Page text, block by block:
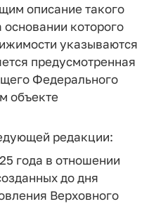
описание такого
которого
указываются
предусмотренная
Федерального
объекте
редакции:
года в отношении
до дня
Верховного